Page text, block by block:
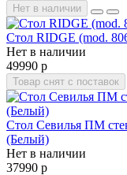
Нет в наличии
Стол RIDGE (mod.
Нет в наличии
49990 р
Товар снят с поставок
Стол Севилья ПМ
(Белый)
Нет в наличии
37990 р